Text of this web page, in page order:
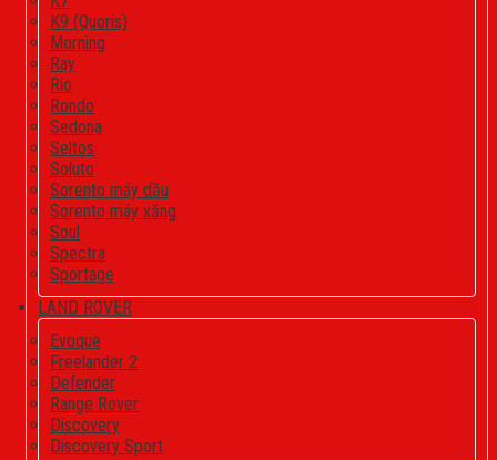
K9 (Quoris)
Morning
Ray
Rio
Rondo
Sedona
Seltos
Soluto
Sorento máy dầu
Sorento máy xăng
Soul
Spectra
Sportage
LAND ROVER
Evoque
Freelander 2
Defender
Range Rover
Discovery
Discovery Sport